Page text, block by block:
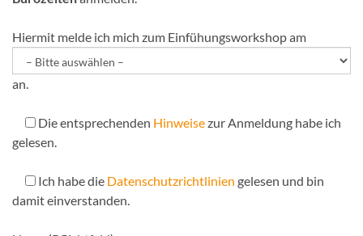
Hiermit melde ich mich zum Einfühungsworkshop am
an.
Die entsprechenden Hinweisezur Anmeldung habe ich
gelesen.
Ich habe die Datenschutzrichtlinien gelesen und bin
damit einverstanden.